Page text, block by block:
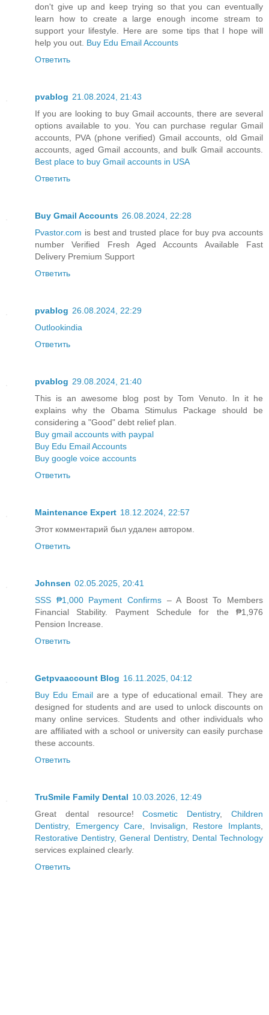
don't give up and keep trying so that you can eventually
learn how to create a large enough income stream to
support your lifestyle. Here are some tips that I hope will
help you out. Buy Edu Email Accounts
Ответить
pvablog 21.08.2024, 21:43
If you are looking to buy Gmail accounts, there are several
options available to you. You can purchase regular Gmail
accounts, PVA (phone verified) Gmail accounts, old Gmail
accounts, aged Gmail accounts, and bulk Gmail accounts.
Best place to buy Gmail accounts in USA
Ответить
Buy Gmail Accounts 26.08.2024, 22:28
Pvastor.com is best and trusted place for buy pva accounts
number Verified Fresh Aged Accounts Available Fast
Delivery Premium Support
Ответить
pvablog 26.08.2024, 22:29
Outlookindia
Ответить
pvablog 29.08.2024, 21:40
This is an awesome blog post by Tom Venuto. In it he
explains why the Obama Stimulus Package should be
considering a "Good" debt relief plan.
Buy gmail accounts with paypal
Buy Edu Email Accounts
Buy google voice accounts
Ответить
Maintenance Expert 18.12.2024, 22:57
Этот комментарий был удален автором.
Ответить
Johnsen 02.05.2025, 20:41
SSS ₱1,000 Payment Confirms– A Boost To Members
Financial Stability. Payment Schedule for the ₱1,976
Pension Increase.
Ответить
Getpvaaccount Blog 16.11.2025, 04:12
Buy Edu Emailare a type of educational email. They are
designed for students and are used to unlock discounts on
many online services. Students and other individuals who
are affiliated with a school or university can easily purchase
these accounts.
Ответить
TruSmile Family Dental 10.03.2026, 12:49
Great dental resource!Cosmetic Dentistry,Children
Dentistry, Emergency Care Invisalign Restore Implants
Restorative Dentistry,General Dentistry, Dental Technology
services explained clearly.
Ответить